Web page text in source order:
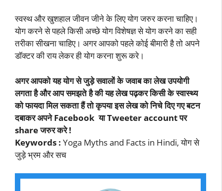
स्वस्थ और खुशहाल जीवन जीने के लिए योग जरुर करना चाहिए।
योग करने से पहले किसी अच्छे योग विशेषज्ञ से योग करने का सही
तरीका सीखना चाहिए। अगर आपको पहले कोई बीमारी है तो अपने
डॉक्टर की राय लेकर ही योग करना शुरू करे।
अगर आपको यह योग से जुड़े सवालों के जवाब का लेख उपयोगी
लगता है और आप समझते है की यह लेख पढ़कर किसी के स्वास्थ्य
को फायदा मिल सकता हैं तो कृपया इस लेख को निचे दिए गए बटन
दबाकर अपने Facebook या Tweeter account पर
share जरुर करे !
Keywords : Yoga Myths and Facts in Hindi, योग से
जुड़े भ्रम और सच